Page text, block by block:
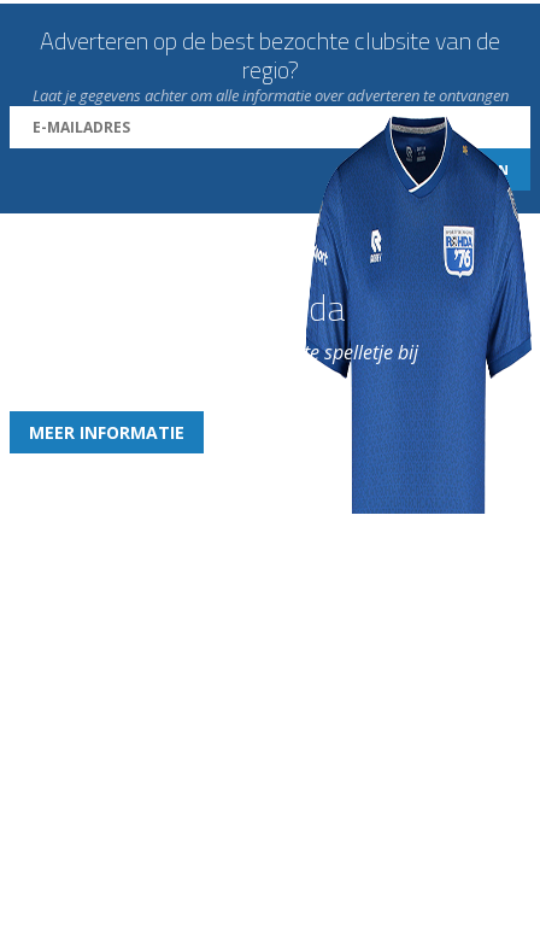
Adverteren op de best bezochte clubsite van de
regio?
Laat je gegevens achter om alle informatie over adverteren te ontvangen
Word nu lid van Rohda
en geniet iedere week van het leukste spelletje bij
MEER INFORMATIE